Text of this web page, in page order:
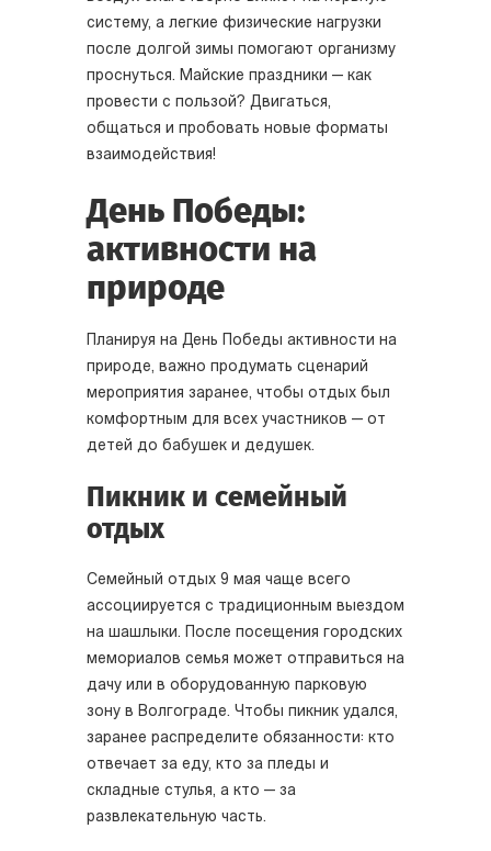
систему, а легкие физические нагрузки
после долгой зимы помогают организму
проснуться. Майские праздники — как
провести с пользой? Двигаться,
общаться и пробовать новые форматы
взаимодействия!
День Победы:
активности на
природе
Планируя на День Победы активности на
природе, важно продумать сценарий
мероприятия заранее, чтобы отдых был
комфортным для всех участников — от
детей до бабушек и дедушек.
Пикник и семейный
отдых
Семейный отдых 9 мая чаще всего
ассоциируется с традиционным выездом
на шашлыки. После посещения городских
мемориалов семья может отправиться на
дачу или в оборудованную парковую
зону в Волгограде. Чтобы пикник удался,
заранее распределите обязанности: кто
отвечает за еду, кто за пледы и
складные стулья, а кто — за
развлекательную часть.